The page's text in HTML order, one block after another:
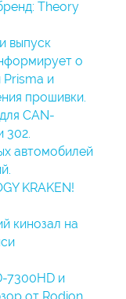
Theory
выпуск
о
Prisma и
прошивки.
CAN-
302.
автомобилей
KRAKEN!
кинозал на
7300HD и
от Rodion